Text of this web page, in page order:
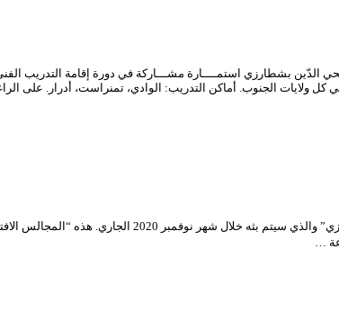
الدّين بشطارزي استمــــارة مشـــاركة في دورة إقامة التدريب
ولايات الجنوب. أماكن التدريب: الوادي، تمنراست، أدرار. على
تم وضع برنامج جديد لـ “المجالس الافتراضية” للمسرح